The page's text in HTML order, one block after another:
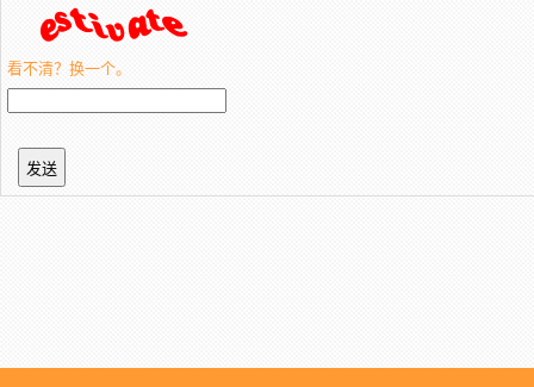
看不清？换一个。